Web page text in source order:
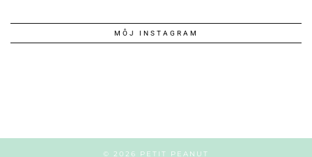
MÔJ INSTAGRAM
© 2026 PETIT PEANUT